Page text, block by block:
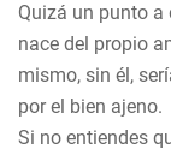
Quizá un punto a
nace del propio
mismo, sin él,
por el bien ajeno.
Si no entiendes